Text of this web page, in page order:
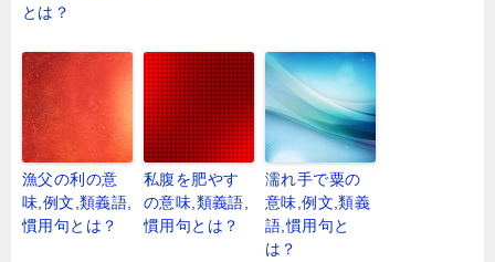
とは？
漁父の利の意
味,例文,類義語,
慣用句とは？
私腹を肥やす
の意味,類義語,
慣用句とは？
濡れ手で粟の
意味,例文,類義
語,慣用句と
は？